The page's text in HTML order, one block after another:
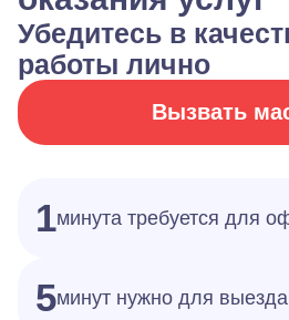
Убедитесь в
работы лично
Вызвать
1минута требуется для
5минут нужно для